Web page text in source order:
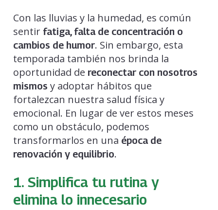
Con las lluvias y la humedad, es común
sentir fatiga, falta de concentración o
cambios de humor. Sin embargo, esta
temporada también nos brinda la
oportunidad de reconectar con nosotros
mismos y adoptar hábitos que
fortalezcan nuestra salud física y
emocional. En lugar de ver estos meses
como un obstáculo, podemos
transformarlos en una época de
renovación y equilibrio.
1. Simplifica tu rutina y
elimina lo innecesario